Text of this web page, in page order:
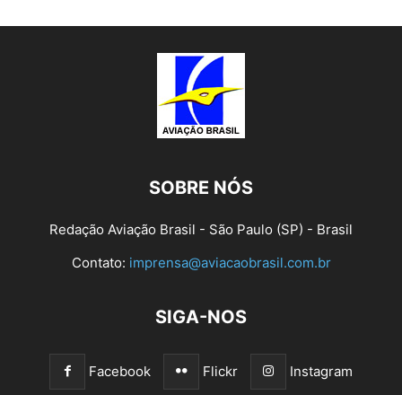
SOBRE NÓS
Redação Aviação Brasil - São Paulo (SP) - Brasil
Contato: imprensa@aviacaobrasil.com.br
SIGA-NOS
Facebook Flickr Instagram